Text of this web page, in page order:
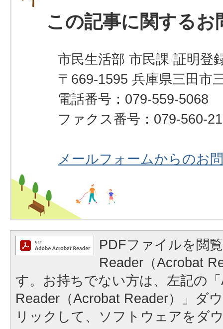
この記事に関するお
市民生活部 市民課 証明登
〒669-1595 兵庫県三田市
電話番号：079-559-5068
ファクス番号：079-560-
メールフォームからのお
PDFファイルを閲
Reader（Acrobat
す。お持ちでない方は、左記の
Reader（Acrobat Reader）」ダ
リックして、ソフトウェアをダ